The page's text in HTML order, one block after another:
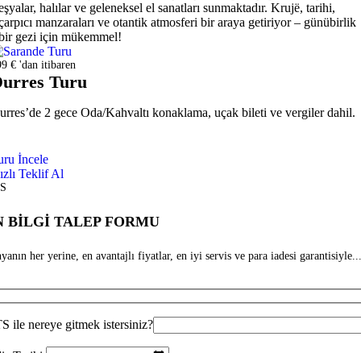
halılar ve geleneksel el sanatları sunmaktadır. Krujë, tarihi,
manzaraları ve otantik atmosferi bir araya getiriyor – günübirlik
gezi için mükemmel!
€ 'dan itibaren
Turu
2 gece Oda/Kahvaltı konaklama, uçak bileti ve vergiler dahil.
İncele
Teklif Al
BİLGİ TALEP FORMU
her yerine, en avantajlı fiyatlar, en iyi servis ve para iadesi
ile nereye gitmek istersiniz?